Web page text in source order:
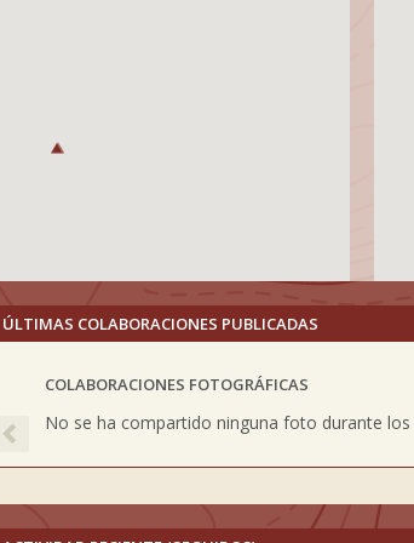
ÚLTIMAS COLABORACIONES PUBLICADAS
COLABORACIONES FOTOGRÁFICAS
No se ha compartido ninguna foto durante los
Previous